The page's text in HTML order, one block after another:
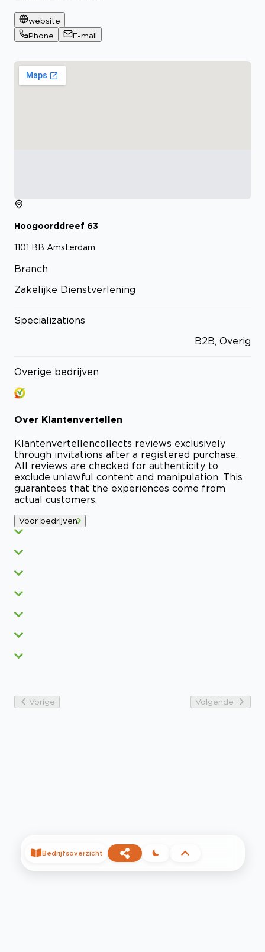
website
Phone
E-mail
Hoogoorddreef 63
1101 BB Amsterdam
Branch
Zakelijke Dienstverlening
Specializations
B2B, Overig
Overige bedrijven
Over Klantenvertellen
Klantenvertellencollects reviews exclusively
through invitations after a registered purchase.
All reviews are checked for authenticity to
exclude unlawful content and manipulation. This
guarantees that the experiences come from
actual customers.
Voor bedrijven
Vorige Volgende
Bedrijfsoverzicht